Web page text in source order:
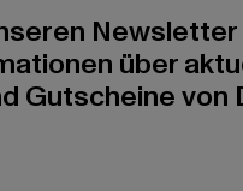
Newsletter
über
Gutscheine von